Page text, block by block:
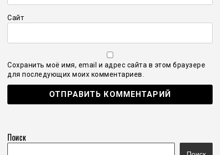
Сайт
Сохранить моё имя, email и адрес сайта в этом браузере
для последующих моих комментариев.
Поиск